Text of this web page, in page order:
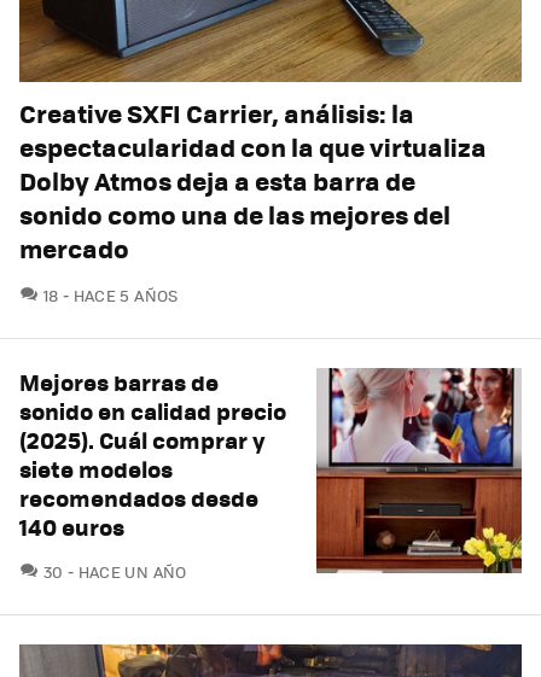
Creative SXFI Carrier, análisis: la
espectacularidad con la que virtualiza
Dolby Atmos deja a esta barra de
sonido como una de las mejores del
mercado
18 COMENTARIOS
HACE 5 AÑOS
Mejores barras de
sonido en calidad precio
(2025). Cuál comprar y
siete modelos
recomendados desde
140 euros
30 COMENTARIOS
HACE UN AÑO